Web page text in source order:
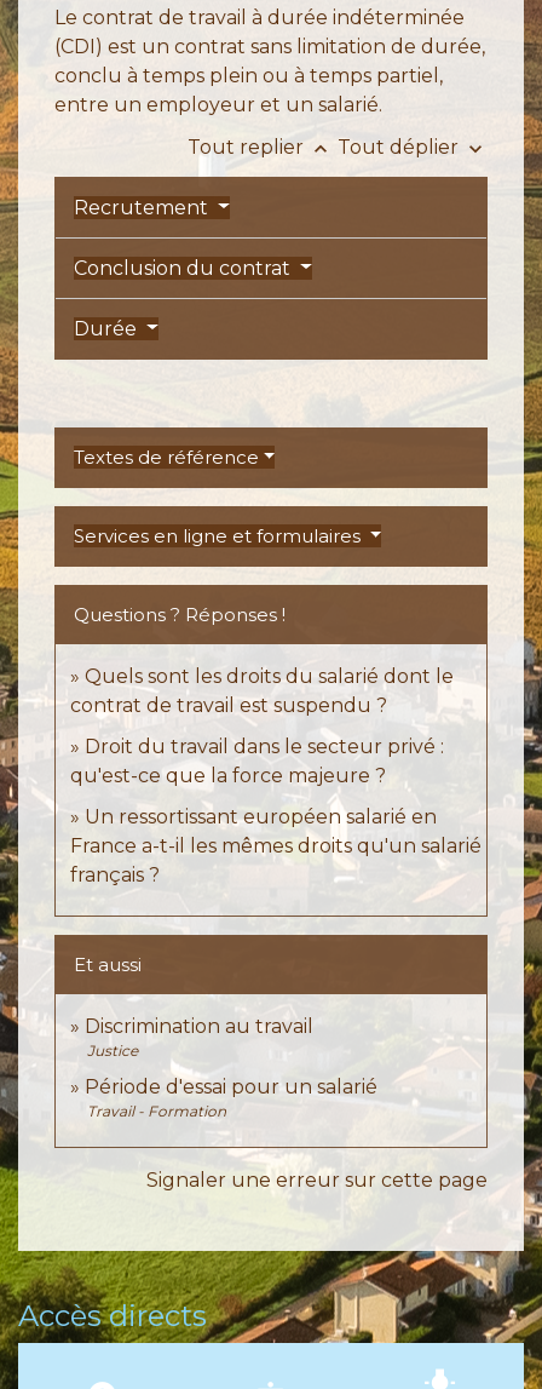
Le contrat de travail à durée indéterminée
(CDI) est un contrat sans limitation de durée,
conclu à temps plein ou à temps partiel,
entre un employeur et un salarié.
Tout replier keyboard_arrow_up Tout déplier keyboard_arrow_down
Recrutement
Conclusion du contrat
Durée
Textes de référence
Services en ligne et formulaires
Questions ? Réponses !
Quels sont les droits du salarié dont le
contrat de travail est suspendu ?
Droit du travail dans le secteur privé :
qu'est-ce que la force majeure ?
Un ressortissant européen salarié en
France a-t-il les mêmes droits qu'un salarié
français ?
Et aussi
Discrimination au travail
Justice
Période d'essai pour un salarié
Travail - Formation
Signaler une erreur sur cette page
Accès directs